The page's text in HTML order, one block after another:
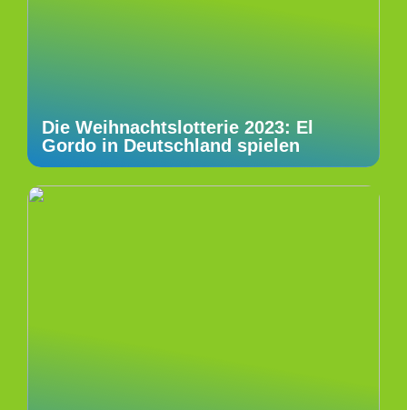
Die Weihnachtslotterie 2023: El
Gordo in Deutschland spielen